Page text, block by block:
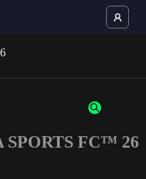
or numbersFC™ 26